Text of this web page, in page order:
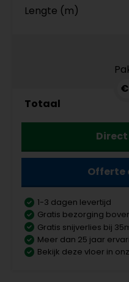
Lengte (m)
Totaal
Offerte
1-3 dagen levertijd
Gratis bezorging
Gratis snijverlies bij
Meer dan 25 jaar
Bekijk deze vloer in